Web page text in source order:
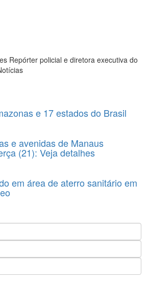
Repórter policial e diretora executiva do
e 17 estados do Brasil
e avenidas de Manaus
(21): Veja detalhes
em área de aterro sanitário em